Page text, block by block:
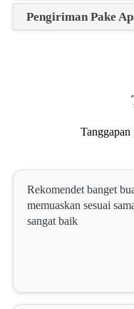
Pengiriman Pake
Tanggapan
Rekomendet banget
memuaskan sesuai
sangat baik